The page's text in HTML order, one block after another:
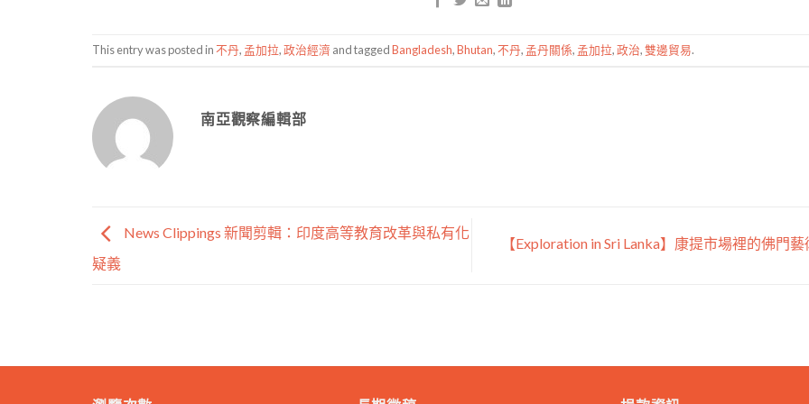
This entry was posted in不丹, 孟加拉,政治經濟 and taggedBangladesh,Bhutan,不丹, 孟丹關係, 孟加拉,政治,雙邊貿易.
南亞觀察編輯部
News Clippings 新聞剪輯：印度高等教育改革與私有化
疑義
【Exploration in Sri Lanka】康提市場裡的佛門